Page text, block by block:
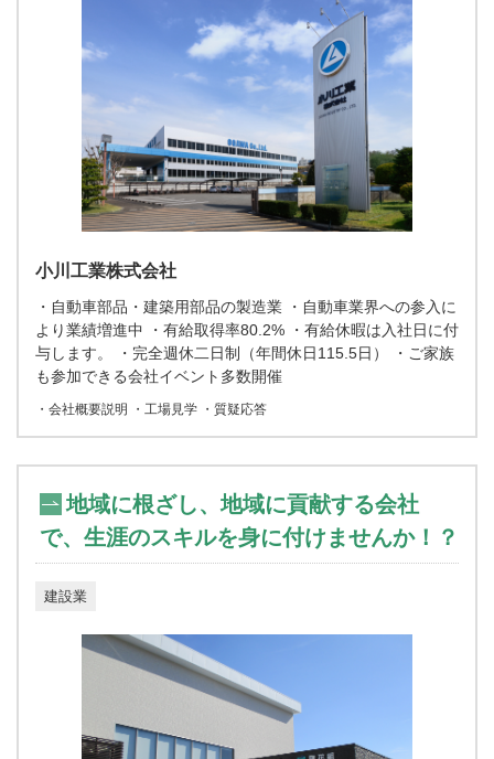
小川工業株式会社
・自動車部品・建築用部品の製造業 ・自動車業界への参入に
より業績増進中 ・有給取得率80.2% ・有給休暇は入社日に付
与します。 ・完全週休二日制（年間休日115.5日） ・ご家族
も参加できる会社イベント多数開催
・会社概要説明 ・工場見学 ・質疑応答
地域に根ざし、地域に貢献する会社
で、生涯のスキルを身に付けませんか！？
建設業